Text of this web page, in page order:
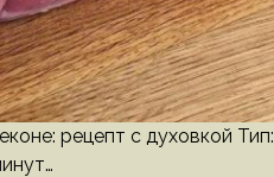
рецепт с духовкой Тип: